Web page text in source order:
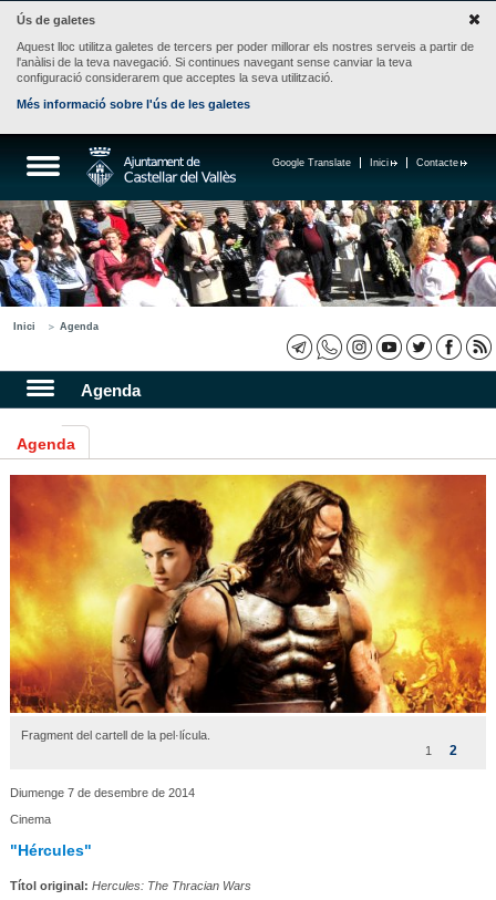
Ús de galetes
Aquest lloc utilitza galetes de tercers per poder millorar els nostres serveis a partir de
l'anàlisi de la teva navegació. Si continues navegant sense canviar la teva
configuració considerarem que acceptes la seva utilització.
Més informació sobre l'ús de les galetes
Contacte
Inici
Google Translate
Inici Agenda
Agenda
Agenda
Fragment del cartell de la pel·lícula.
1
2
Diumenge 7 de desembre de 2014
Cinema
"Hércules"
Títol original: Hercules: The Thracian Wars